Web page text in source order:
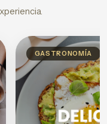
GASTRONOMÍA